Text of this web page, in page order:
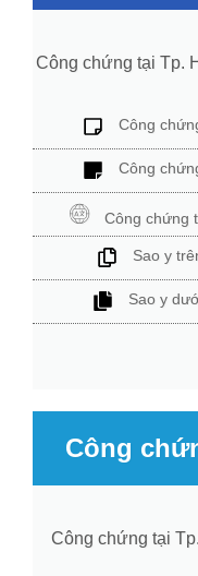
Công chứng tại Tp.
Công
Công
Công chứng
Sao y
Sao y
Công
Công chứng tại